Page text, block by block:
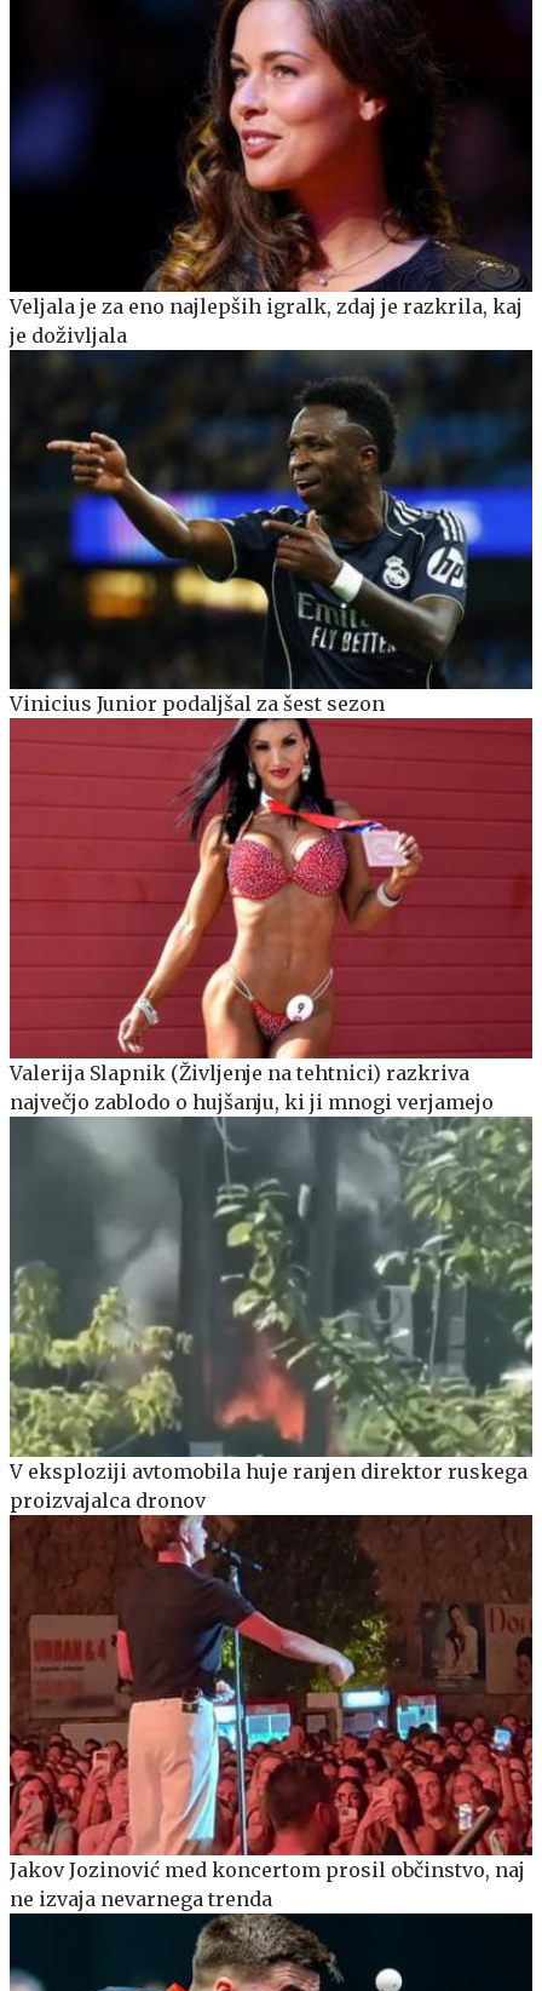
Veljala je za eno najlepših igralk, zdaj je razkrila, kaj
je doživljala
Vinicius Junior podaljšal za šest sezon
Valerija Slapnik (Življenje na tehtnici) razkriva
največjo zablodo o hujšanju, ki ji mnogi verjamejo
V eksploziji avtomobila huje ranjen direktor ruskega
proizvajalca dronov
Jakov Jozinović med koncertom prosil občinstvo, naj
ne izvaja nevarnega trenda